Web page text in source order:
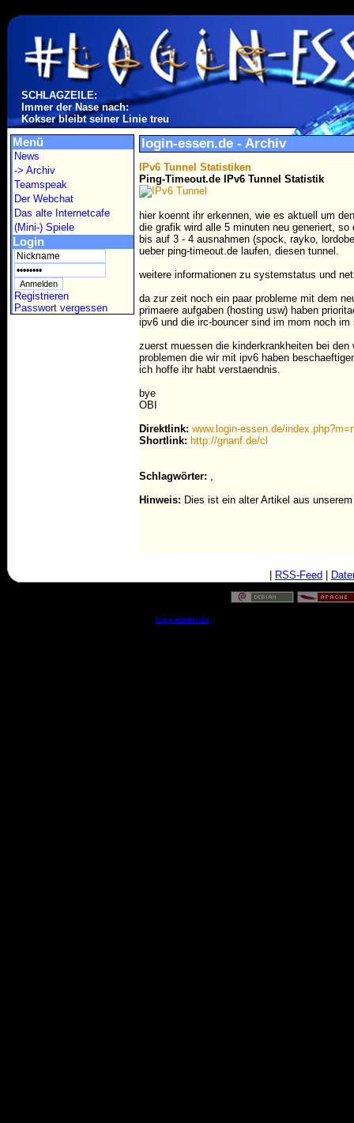
SCHLAGZEILE:
Immer der Nase nach:
Kokser bleibt seiner Linie treu
Menü
News
-> Archiv
Teamspeak
Der Webchat
Das alte Internetcafe
(Mini-) Spiele
Login
Registrieren
Passwort vergessen
login-essen.de - Archiv
IPv6 Tunnel Statistiken
Ping-Timeout.de IPv6 Tunnel Statistik
hier koennt ihr erkennen, wie es aktuell um
die grafik wird alle 5 minuten neu generiert,
bis auf 3 - 4 ausnahmen (spock, rayko,
ueber ping-timeout.de laufen, diesen tunnel.
weitere informationen zu systemstatus und
da zur zeit noch ein paar probleme mit dem
primaere aufgaben (hosting usw) haben
ipv6 und die irc-bouncer sind im mom noch
zuerst muessen die kinderkrankheiten bei
problemen die wir mit ipv6 haben
ich hoffe ihr habt verstaendnis.
bye
OBI
Direktlink: www.login-essen.de/
Shortlink: http://gnanf.de/cl
Schlagwörter: ,
Hinweis: Dies ist ein alter Artikel aus unserem
RSS-Feed
login-essen.de